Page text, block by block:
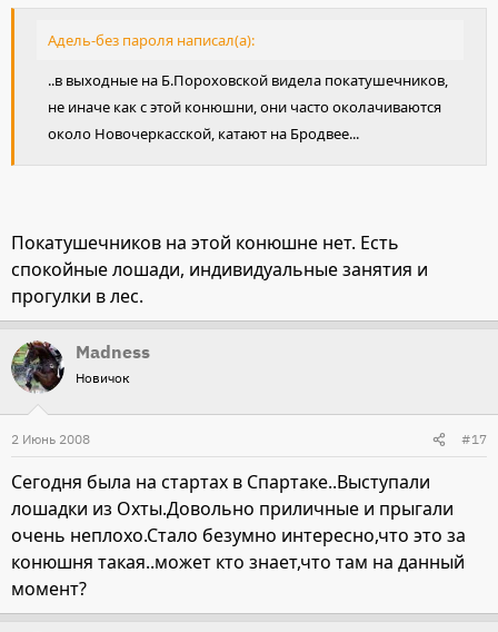
Адель-без пароля написал(а):
..в выходные на Б.Пороховской видела покатушечников,
не иначе как с этой конюшни, они часто околачиваются
около Новочеркасской, катают на Бродвее...
Покатушечников на этой конюшне нет. Есть
спокойные лошади, индивидуальные занятия и
прогулки в лес.
Madness
Новичок
2 Июнь 2008 #17
Сегодня была на стартах в Спартаке..Выступали
лошадки из Охты.Довольно приличные и прыгали
очень неплохо.Стало безумно интересно,что это за
конюшня такая..может кто знает,что там на данный
момент?